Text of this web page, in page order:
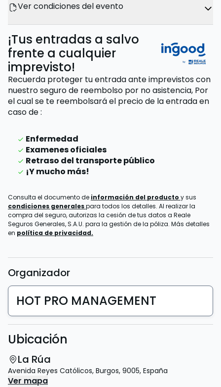
Ver condiciones del evento
¡Tus entradas a salvo
frente a cualquier
imprevisto!
Recuerda proteger tu entrada ante imprevistos con
nuestro seguro de reembolso por no asistencia, Por
el cual se te reembolsará el precio de la entradaen
caso de:
Enfermedad
Examenes oficiales
Retraso del transporte público
¡Y mucho más!
Consulta el documento de información del producto y sus
condiciones generalespara todos los detalles. Al realizar la
compra del seguro, autorizas la cesión de tus datos a Reale
Seguros Generales, S.A.U. para la gestión de la póliza. Más detalles
en política de privacidad.
Organizador
HOT PRO MANAGEMENT
Ubicación
La Rúa
Avenida Reyes Católicos, Burgos, 9005, España
Ver mapa